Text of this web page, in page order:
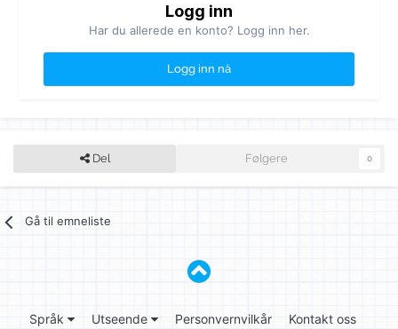
Logg inn
Har du allerede en konto? Logg inn her.
Logg inn nå
Del Følgere 0
Gå til emneliste
Språk Utseende Personvernvilkår
Kontakt oss